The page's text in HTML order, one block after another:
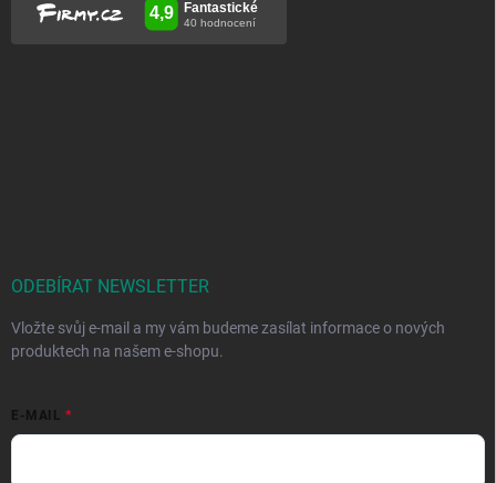
ODEBÍRAT NEWSLETTER
Vložte svůj e-mail a my vám budeme zasílat informace o nových
produktech na našem e-shopu.
E-MAIL